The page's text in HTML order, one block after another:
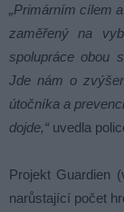
„Primárním cílem
zaměřený na
spolupráce obou
Jde nám o
útočníka a
dojde,“ uvedla
Projekt Guardien
narůstající počet